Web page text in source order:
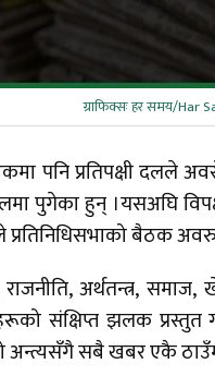
ग्राफिक्सः हर समय/Har
पनि प्रतिपक्षी
पुगेका हुन् ।यसअघि
बैठक
अर्थतन्त्र,
संक्षिप्त झलक
अन्त्यसँगै सबै खबर एकै